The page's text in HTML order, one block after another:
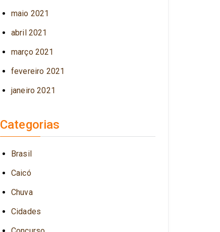
maio 2021
abril 2021
março 2021
fevereiro 2021
janeiro 2021
Categorias
Brasil
Caicó
Chuva
Cidades